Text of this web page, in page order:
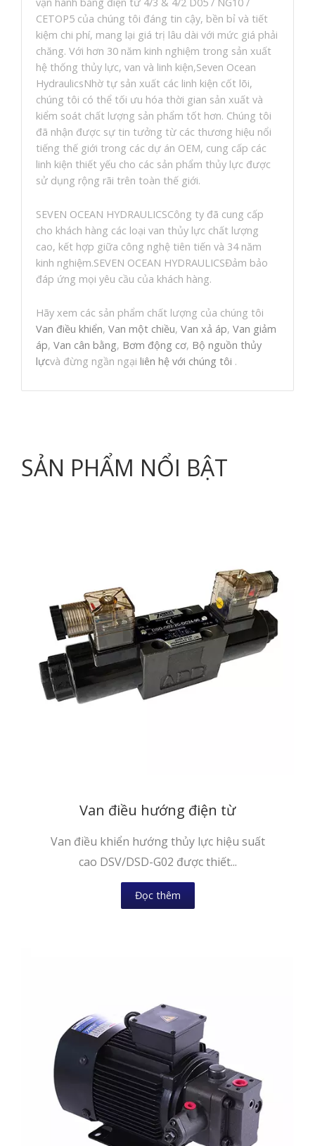
CETOP5 của chúng tôi đáng tin cậy, bền bỉ và tiết
kiệm chi phí, mang lại giá trị lâu dài với mức giá phải
chăng. Với hơn 30 năm kinh nghiệm trong sản xuất
hệ thống thủy lực, van và linh kiện,Seven Ocean
HydraulicsNhờ tự sản xuất các linh kiện cốt lõi,
chúng tôi có thể tối ưu hóa thời gian sản xuất và
kiểm soát chất lượng sản phẩm tốt hơn. Chúng tôi
đã nhận được sự tin tưởng từ các thương hiệu nổi
tiếng thế giới trong các dự án OEM, cung cấp các
linh kiện thiết yếu cho các sản phẩm thủy lực được
sử dụng rộng rãi trên toàn thế giới.
SEVEN OCEAN HYDRAULICSCông ty đã cung cấp
cho khách hàng các loại van thủy lực chất lượng
cao, kết hợp giữa công nghệ tiên tiến và 34 năm
kinh nghiệm.SEVEN OCEAN HYDRAULICSĐảm bảo
đáp ứng mọi yêu cầu của khách hàng.
Hãy xem các sản phẩm chất lượng của chúng tôi
Van điều khiển, Van một chiều, Van xả áp, Van giảm
áp, Van cân bằng, Bơm động cơ, Bộ nguồn thủy
lựcvà đừng ngần ngại liên hệ với chúng tôi .
SẢN PHẨM NỔI BẬT
Van điều hướng điện từ
Van điều khiển hướng thủy lực hiệu suất
cao DSV/DSD-G02 được thiết...
Đọc thêm